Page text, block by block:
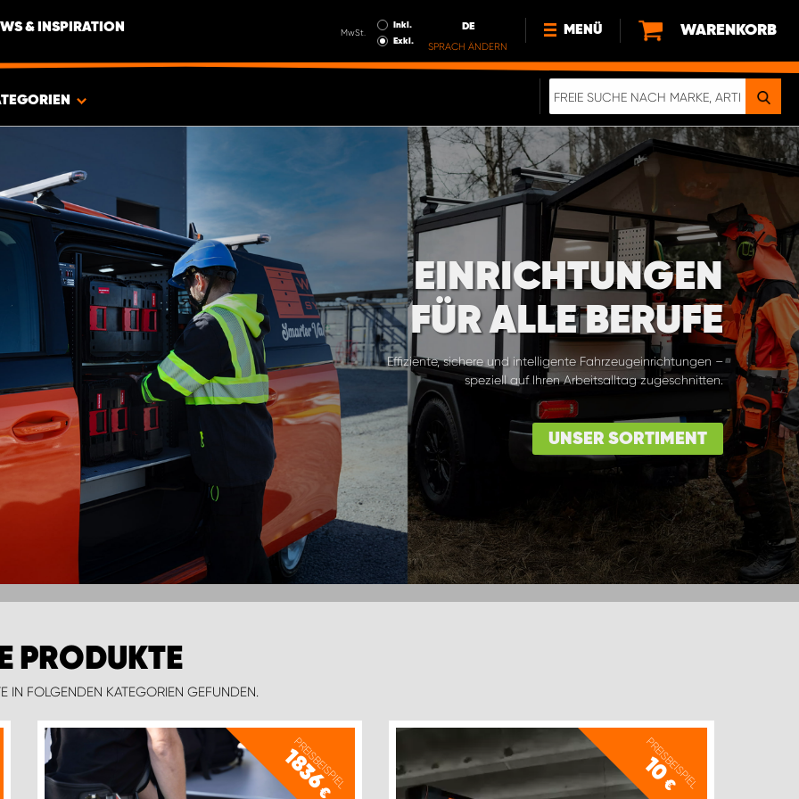
& INSPIRATION MwSt.
Inkl.
Exkl.
DE
SPRACH ÄNDERN
MENÜ
NEWS
ÜBER UNS
NACHHALTIGKEIT
WARENKORB
EINRICHTUNGEN
FÜR ALLE BERUFE
Effiziente, sichere und intelligente Fahrzeugeinrichtungen –
speziell auf Ihren Arbeitsalltag zugeschnitten.
UNSER SORTIMENT
PRODUKTE
IN FOLGENDEN KATEGORIEN GEFUNDEN.
PREISBEISPIEL
1836
€
PREISBEISPIEL
10
€